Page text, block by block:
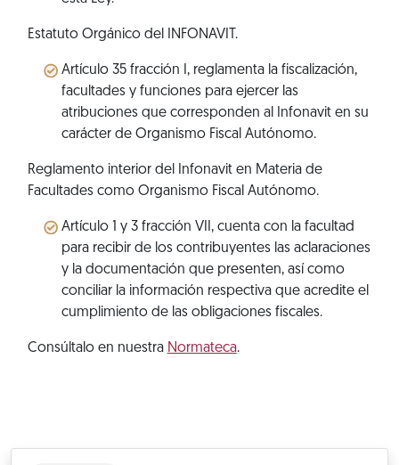
Estatuto Orgánico del INFONAVIT.
Artículo 35 fracción I, reglamenta la fiscalización,
facultades y funciones para ejercer las
atribuciones que corresponden al Infonavit en su
carácter de Organismo Fiscal Autónomo.
Reglamento interior del Infonavit en Materia de
Facultades como Organismo Fiscal Autónomo.
Artículo 1 y 3 fracción VII, cuenta con la facultad
para recibir de los contribuyentes las aclaraciones
y la documentación que presenten, así como
conciliar la información respectiva que acredite el
cumplimiento de las obligaciones fiscales.
Consúltalo en nuestra Normateca.